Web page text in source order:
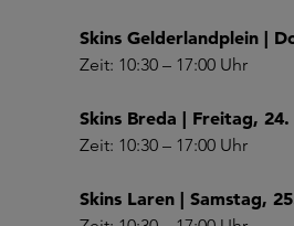
Skins Gelderlandplein |
Zeit: 10:30 – 17:00 Uhr
Skins Breda | Freitag, 24.
Zeit: 10:30 – 17:00 Uhr
Skins Laren | Samstag,